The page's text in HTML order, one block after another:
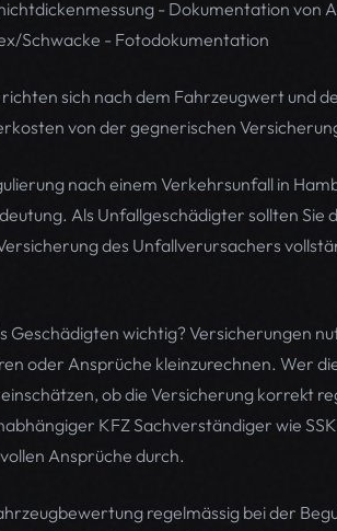
- Dokumentation von
Schwacke - Fotodokumentation
sich nach dem Fahrzeugwert und
von der gegnerischen
nach einem Verkehrsunfall in
Als Unfallgeschädigter sollten Sie
des Unfallverursachers
Geschädigten wichtig? Versicherungen
oder Ansprüche kleinzurechnen. Wer
ob die Versicherung korrekt
KFZ Sachverständiger wie
Ansprüche durch.
regelmässig bei der